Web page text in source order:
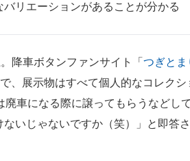
リエーションがあることが分かる
降車ボタンファンサイト「 つぎとま
、展示物はすべて個人的なコレクシ
車になる際に譲ってもらうなどし
いじゃないですか（笑）」と即答